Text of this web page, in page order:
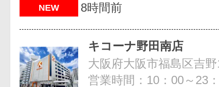
NEW 8時間前
キコーナ野田南店
大阪府大阪市福島区吉
営業時間：10：00～23